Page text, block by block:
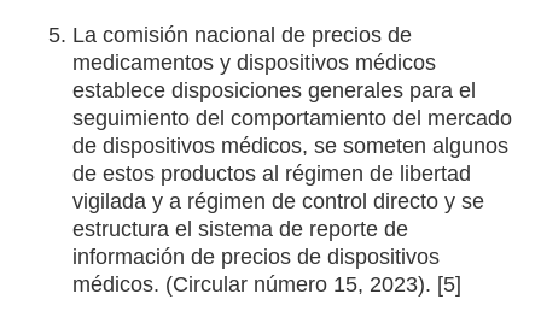
La comisión nacional de precios de
medicamentos y dispositivos médicos
establece disposiciones generales para el
seguimiento del comportamiento del mercado
de dispositivos médicos, se someten algunos
de estos productos al régimen de libertad
vigilada y a régimen de control directo y se
estructura el sistema de reporte de
información de precios de dispositivos
médicos. (Circular número 15, 2023). [5]